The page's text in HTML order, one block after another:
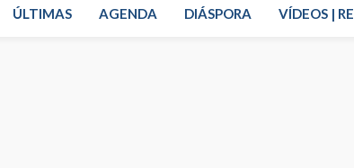
ÚLTIMAS AGENDA DIÁSPORA VÍDEOS |